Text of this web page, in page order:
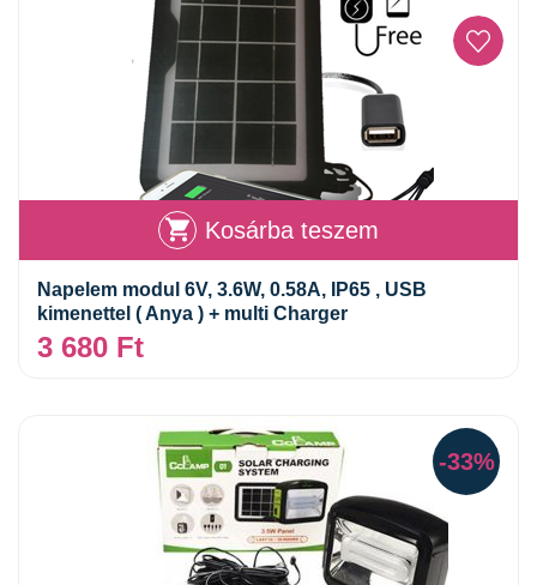
Kosárba teszem
Napelem modul 6V, 3.6W, 0.58A, IP65 , USB
kimenettel ( Anya ) + multi Charger
3 680 Ft
-33%